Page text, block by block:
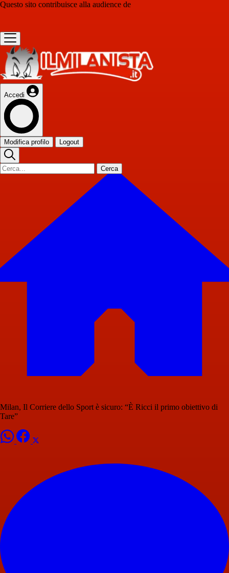
Questo sito contribuisce alla audience de
Accedi
Modifica profilo Logout
Cerca
Milan, Il Corriere dello Sport è sicuro: “È Ricci il primo obiettivo di
Tare”